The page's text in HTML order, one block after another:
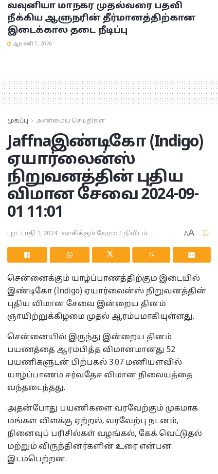
வவுனியா மாநகர முதல்வரை பதவி
நீக்கிய ஆளுநரின் தீர்மானத்திற்கான
இடைக்கால தடை நீடிப்பு
ஆவணி 7, 2026
முகப்பு அண்மைய செய்திகள்
Jaffnaஇண்டிகோ (Indigo)
ஏயார்லைன்ஸ்
நிறுவனத்தின் புதிய
விமான சேவை 2024-09-
01 11:01
புரட்டாதி 1, 2024 வாசிக்கும் நேரம்: 1 நிமிடம் AA
சென்னைக்கும் யாழ்ப்பாணத்திற்கும் இடையில்
இண்டிகோ (Indigo) ஏயார்லைன்ஸ் நிறுவனத்தின்
புதிய விமான சேவை இன்றைய தினம்
ஞாயிற்றுக்கிழமை முதல் ஆரம்பமாகியுள்ளது.
சென்னையில் இருந்து இன்றைய தினம்
பயணத்தை ஆரம்பித்த விமானமானது 52
பயணிகளுடன் பிற்பகல் 3.07 மணியளவில்
யாழ்ப்பாணம் சர்வதேச விமான நிலையத்தை
வந்தடைந்தது.
அதன்போது பயணிகளை வரவேற்கும் முகமாக
மங்கள விளக்கு ஏற்றல், வரவேற்பு நடனம்,
நினைவுப் பரிசில்கள் வழங்கல், கேக் வெட்டுதல்
மற்றும் விருந்தினர்களின் உரை என்பன
இடம்பெற்றன.